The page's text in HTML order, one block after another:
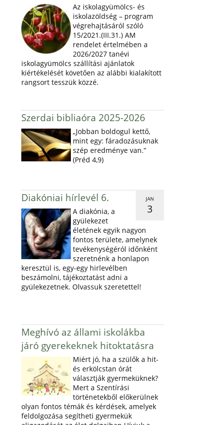
Az iskolagyümölcs- és
iskolazöldség – program
végrehajtásáról szóló
15/2021.(III.31.) AM
rendelet értelmében a
2026/2027 tanévi
iskolagyümölcs szállítási ajánlatok
kiértékelését követően az alábbi kialakított
rangsort tesszük közzé.
Szerdai bibliaóra 2025-2026
„Jobban boldogul kettő,
mint egy: fáradozásuknak
szép eredménye van.”
(Préd 4,9)
JAN
3
Diakóniai hírlevél 6.
A diakónia, a
gyülekezet
életének egyik nagyon
fontos területe, amelynek
tevékenységéról időnként
szeretnénk a honlapon
keresztül is, egy-egy hirlevélben
beszámolni, tájékoztatást adni a
gyülekezetnek. Olvassuk szeretettel!
Meghívó az állami iskolákba
járó gyerekeknek hitoktatásra
Miért jó, ha a szülők a hit-
és erkölcstan órát
választják gyermeküknek?
Mert a Szentírási
történetekből előkerülnek
olyan fontos témák és kérdések, amelyek
feldolgozása segítheti gyermekük